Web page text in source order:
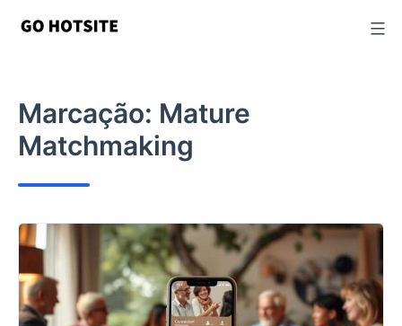
Marcação: Mature
Matchmaking